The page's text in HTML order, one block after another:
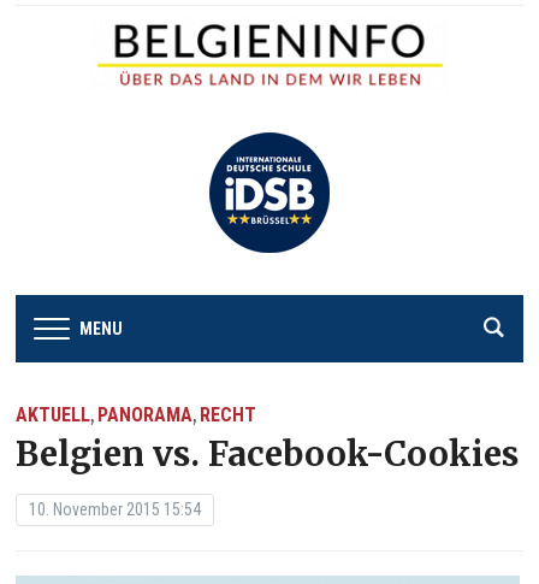
MENU
AKTUELL, PANORAMA, RECHT
Belgien vs. Facebook-Cookies
10. November 2015 15:54